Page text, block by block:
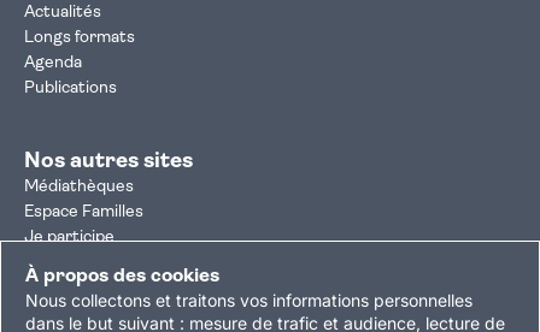
À propos des cookies
Nous collectons et traitons vos informations personnelles
dans le but suivant : mesure de trafic et audience, lecture de
Actualités
Longs formats
Agenda
Publications
Nos autres sites
Médiathèques
Espace Familles
Je participe
Autorisation d'urbanisme
Résultats électoraux
Plan du site Nous contacterMentions légales